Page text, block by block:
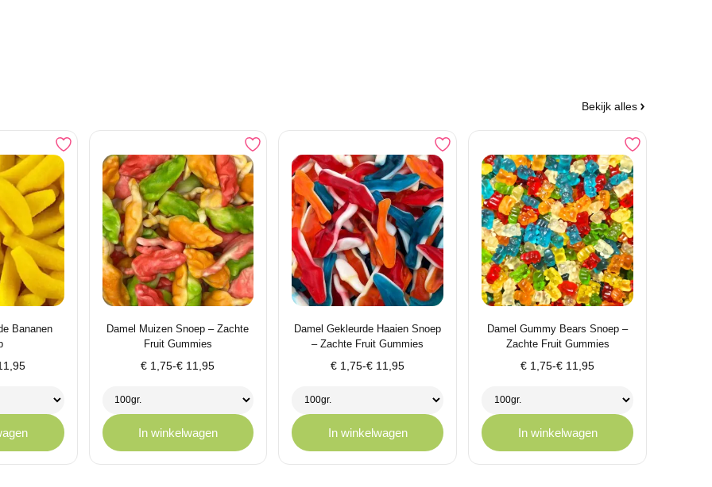
Bekijk alles
Bananen
Damel Muizen Snoep – Zachte
Fruit Gummies
€ 1,75-€ 11,95
Prijsklasse:
€ 11,95
In winkelwagen
Damel Gekleurde Haaien Snoep
– Zachte Fruit Gummies
€ 1,75-€ 11,95
Prijsklasse:
€ 11,95
In winkelwagen
Damel Gummy Bears Snoep –
Zachte Fruit Gummies
€ 1,75-€ 11,95
Prijsklasse:
€ 11,95
In winkelwagen